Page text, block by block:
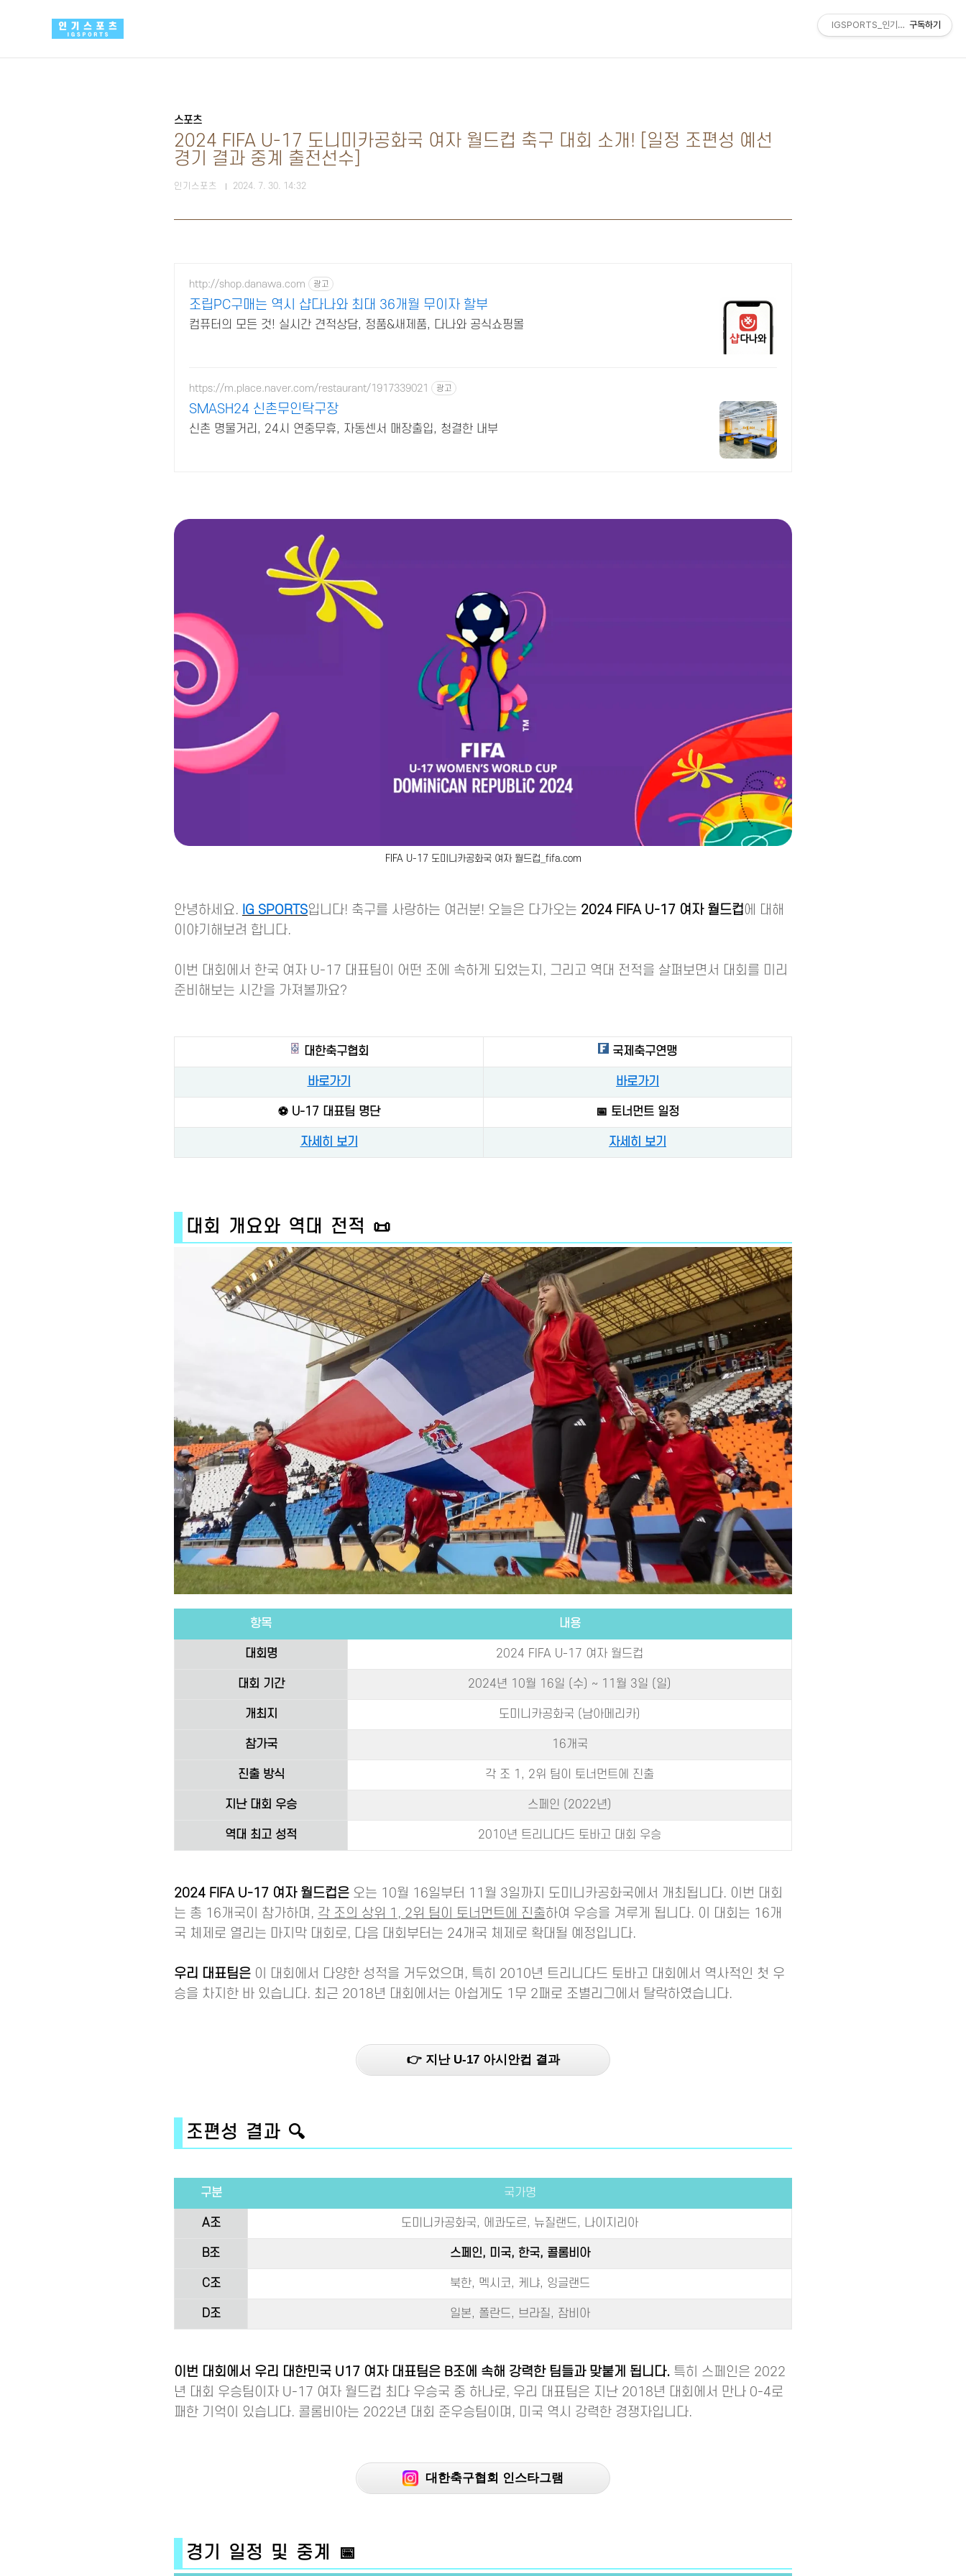
스포츠
2024 FIFA U-17 도니미카공화국 여자 월드컵 축구 대회 소개! [일정 조편성 예선
경기 결과 중계 출전선수]
인기스포츠 2024. 7. 30. 14:32
http://shop.danawa.com 광고
조립PC구매는 역시 샵다나와 최대 36개월 무이자 할부
컴퓨터의 모든 것! 실시간 견적상담, 정품&새제품, 다나와 공식쇼핑몰
https://m.place.naver.com/restaurant/1917339021 광고
SMASH24 신촌무인탁구장
신촌 명물거리, 24시 연중무휴, 자동센서 매장출입, 청결한 내부
FIFA U-17 도미니카공화국 여자 월드컵_fifa.com
안녕하세요. IG SPORTS입니다! 축구를 사랑하는 여러분! 오늘은 다가오는 2024 FIFA U-17 여자 월드컵에 대해
이야기해보려 합니다.
이번 대회에서 한국 여자 U-17 대표팀이 어떤 조에 속하게 되었는지, 그리고 역대 전적을 살펴보면서 대회를 미리
준비해보는 시간을 가져볼까요?
대한축구협회 국제축구연맹
바로가기 바로가기
⚽ U-17 대표팀 명단 📅 토너먼트 일정
자세히 보기 자세히 보기
대회 개요와 역대 전적 📜
항목 내용
대회명 2024 FIFA U-17 여자 월드컵
대회 기간 2024년 10월 16일 (수) ~ 11월 3일 (일)
개최지 도미니카공화국 (남아메리카)
참가국 16개국
진출 방식 각 조 1, 2위 팀이 토너먼트에 진출
지난 대회 우승 스페인 (2022년)
역대 최고 성적 2010년 트리니다드 토바고 대회 우승
2024 FIFA U-17 여자 월드컵은 오는 10월 16일부터 11월 3일까지 도미니카공화국에서 개최됩니다. 이번 대회
는 총 16개국이 참가하며, 각 조의 상위 1, 2위 팀이 토너먼트에 진출하여 우승을 겨루게 됩니다. 이 대회는 16개
국 체제로 열리는 마지막 대회로, 다음 대회부터는 24개국 체제로 확대될 예정입니다.
우리 대표팀은 이 대회에서 다양한 성적을 거두었으며, 특히 2010년 트리니다드 토바고 대회에서 역사적인 첫 우
승을 차지한 바 있습니다. 최근 2018년 대회에서는 아쉽게도 1무 2패로 조별리그에서 탈락하였습니다.
👉 지난 U-17 아시안컵 결과
조편성 결과 🔍
구분 국가명
A조 도미니카공화국, 에콰도르, 뉴질랜드, 나이지리아
B조 스페인, 미국, 한국, 콜롬비아
C조 북한, 멕시코, 케냐, 잉글랜드
D조 일본, 폴란드, 브라질, 잠비아
이번 대회에서 우리 대한민국 U17 여자 대표팀은 B조에 속해 강력한 팀들과 맞붙게 됩니다. 특히 스페인은 2022
년 대회 우승팀이자 U-17 여자 월드컵 최다 우승국 중 하나로, 우리 대표팀은 지난 2018년 대회에서 만나 0-4로
패한 기억이 있습니다. 콜롬비아는 2022년 대회 준우승팀이며, 미국 역시 강력한 경쟁자입니다.
대한축구협회 인스타그램
경기 일정 및 중계 📅
IGSPORTS_인기스포츠구독하기